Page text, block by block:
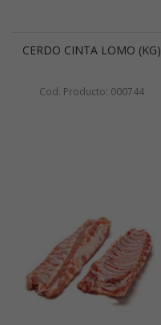
CERDO CINTA LOMO (KG)
Cod. Producto: 000744